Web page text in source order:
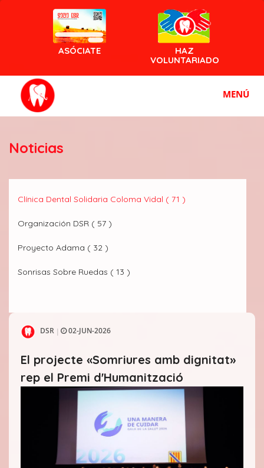
ASÓCIATE
HAZ
VOLUNTARIADO
MENÚ
Noticias
Clínica Dental Solidaria Coloma Vidal ( 71 )
Organización DSR ( 57 )
Proyecto Adama ( 32 )
Sonrisas Sobre Ruedas ( 13 )
DSR | 02-JUN-2026
El projecte «Somriures amb dignitat»
rep el Premi d'Humanització